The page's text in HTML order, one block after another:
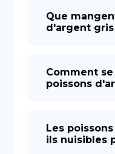
Que
d'argent gris
Comment
poissons
Les
ils nuisibles